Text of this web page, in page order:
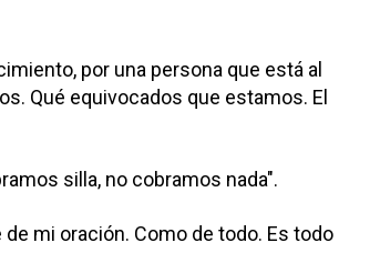
por una persona que está al
Qué equivocados que estamos. El
silla, no cobramos nada".
mi oración. Como de todo. Es todo